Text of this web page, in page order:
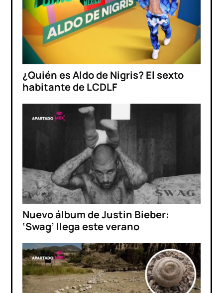
¿Quién es Aldo de Nigris? El sexto
habitante de LCDLF
Nuevo álbum de Justin Bieber:
‘Swag’ llega este verano